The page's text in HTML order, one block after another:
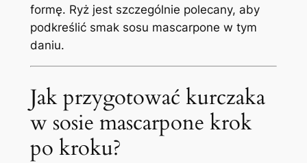
formę. Ryż jest szczególnie polecany, aby
podkreślić smak sosu mascarpone w tym
daniu.
Jak przygotować kurczaka
w sosie mascarpone krok
po kroku?